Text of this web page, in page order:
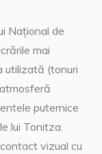
Național de
mai
utilizată (tonuri
puternice
lui Tonitza.
vizual cu